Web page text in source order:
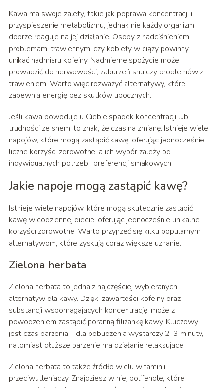
Kawa ma swoje zalety, takie jak poprawa koncentracji i
przyspieszenie metabolizmu, jednak nie każdy organizm
dobrze reaguje na jej działanie. Osoby z nadciśnieniem,
problemami trawiennymi czy kobiety w ciąży powinny
unikać nadmiaru kofeiny. Nadmierne spożycie może
prowadzić do nerwowości, zaburzeń snu czy problemów z
trawieniem. Warto więc rozważyć alternatywy, które
zapewnią energię bez skutków ubocznych.
Jeśli kawa powoduje u Ciebie spadek koncentracji lub
trudności ze snem, to znak, że czas na zmianę. Istnieje wiele
napojów, które mogą zastąpić kawę, oferując jednocześnie
liczne korzyści zdrowotne, a ich wybór zależy od
indywidualnych potrzeb i preferencji smakowych.
Jakie napoje mogą zastąpić kawę?
Istnieje wiele napojów, które mogą skutecznie zastąpić
kawę w codziennej diecie, oferując jednocześnie unikalne
korzyści zdrowotne. Warto przyjrzeć się kilku popularnym
alternatywom, które zyskują coraz większe uznanie.
Zielona herbata
Zielona herbata to jedna z najczęściej wybieranych
alternatyw dla kawy. Dzięki zawartości kofeiny oraz
substancji wspomagających koncentrację, może z
powodzeniem zastąpić poranną filiżankę kawy. Kluczowy
jest czas parzenia – dla pobudzenia wystarczy 2-3 minuty,
natomiast dłuższe parzenie ma działanie relaksujące.
Zielona herbata to także źródło wielu witamin i
przeciwutleniaczy. Znajdziesz w niej polifenole, które